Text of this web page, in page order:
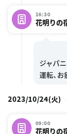
16:30
花明り
ジャパ
2023/10/24(火)
09:00
花明り